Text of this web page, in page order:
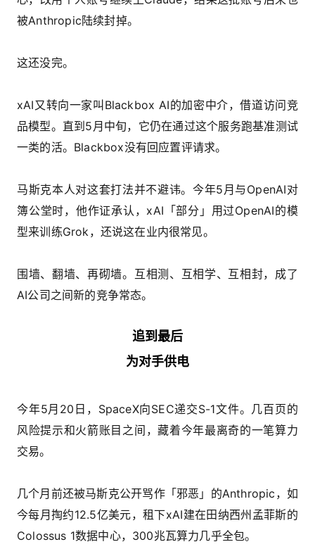
被Anthropic陆续封掉。
这还没完。
xAI又转向一家叫Blackbox AI的加密中介，借道访问竞
品模型。直到5月中旬，它仍在通过这个服务跑基准测试
一类的活。Blackbox没有回应置评请求。
马斯克本人对这套打法并不避讳。今年5月与OpenAI对
簿公堂时，他作证承认，xAI「部分」用过OpenAI的模
型来训练Grok，还说这在业内很常见。
围墙、翻墙、再砌墙。互相测、互相学、互相封，成了
AI公司之间新的竞争常态。
追到最后
为对手供电
今年5月20日，SpaceX向SEC递交S-1文件。几百页的
风险提示和火箭账目之间，藏着今年最离奇的一笔算力
交易。
几个月前还被马斯克公开骂作「邪恶」的Anthropic，如
今每月掏约12.5亿美元，租下xAI建在田纳西州孟菲斯的
Colossus 1数据中心，300兆瓦算力几乎全包。